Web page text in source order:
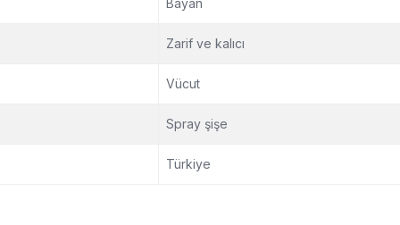
Bayan
Zarif ve kalıcı
Vücut
Spray şişe
Türkiye